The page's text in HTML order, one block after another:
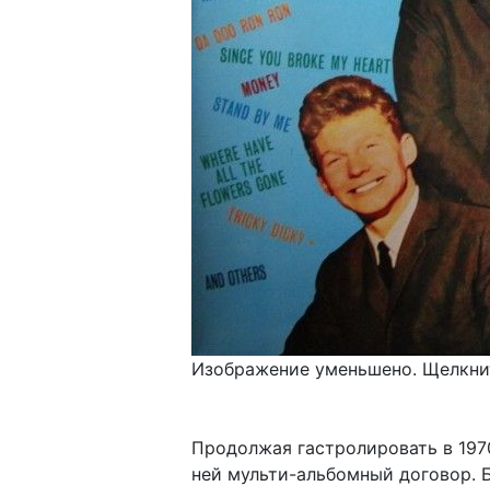
Изображение уменьшено.
Продолжая гастролировать в
ней мульти-альбомный договор.